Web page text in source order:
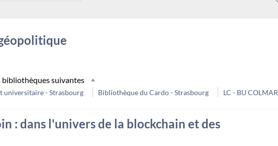
suivantes
universitaire - Strasbourg Bibliothèque du Cardo - Strasbourg LC - BU COLMAR
: dans l'univers de la blockchain et des